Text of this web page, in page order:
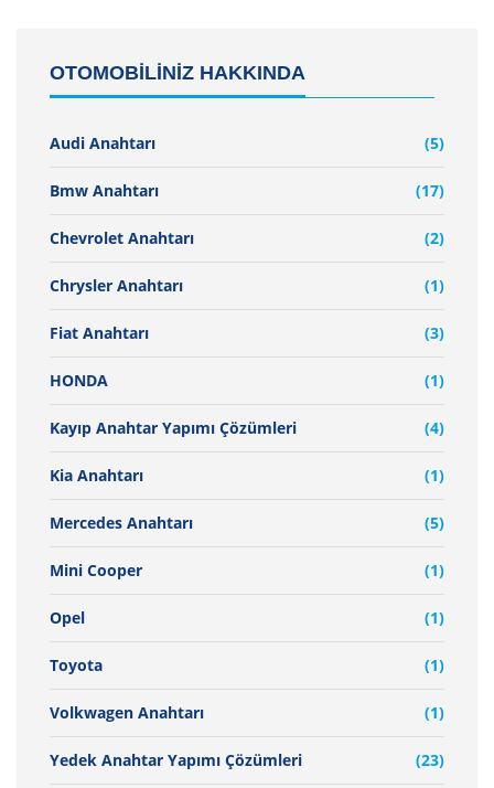
OTOMOBİLİNİZ HAKKINDA
Audi Anahtarı (5)
Bmw Anahtarı (17)
Chevrolet Anahtarı (2)
Chrysler Anahtarı (1)
Fiat Anahtarı (3)
HONDA (1)
Kayıp Anahtar Yapımı Çözümleri (4)
Kia Anahtarı (1)
Mercedes Anahtarı (5)
Mini Cooper (1)
Opel (1)
Toyota (1)
Volkwagen Anahtarı (1)
Yedek Anahtar Yapımı Çözümleri (23)